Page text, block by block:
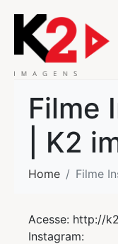
Filme
| K2
Home Filme
Acesse: http://
Instagram: